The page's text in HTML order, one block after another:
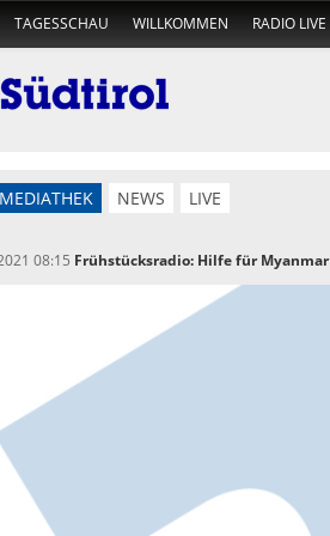
TAGESSCHAU WILLKOMMEN RADIO LIVE
MEDIATHEK NEWS LIVE
08:15 Frühstücksradio: Hilfe für Myanmar